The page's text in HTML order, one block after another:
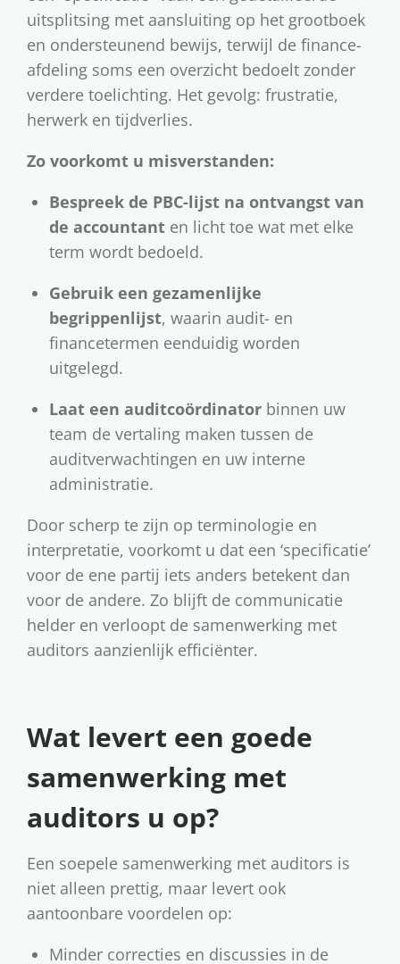
uitsplitsing met aansluiting op het grootboek
en ondersteunend bewijs, terwijl de finance-
afdeling soms een overzicht bedoelt zonder
verdere toelichting. Het gevolg: frustratie,
herwerk en tijdverlies.
Zo voorkomt u misverstanden:
Bespreek de PBC-lijst na ontvangst van
de accountant en licht toe wat met elke
term wordt bedoeld.
Gebruik een gezamenlijke
begrippenlijst, waarin audit- en
financetermen eenduidig worden
uitgelegd.
Laat een auditcoördinator binnen uw
team de vertaling maken tussen de
auditverwachtingen en uw interne
administratie.
Door scherp te zijn op terminologie en
interpretatie, voorkomt u dat een ‘specificatie’
voor de ene partij iets anders betekent dan
voor de andere. Zo blijft de communicatie
helder en verloopt de samenwerking met
auditors aanzienlijk efficiënter.
Wat levert een goede
samenwerking met
auditors u op?
Een soepele samenwerking met auditors is
niet alleen prettig, maar levert ook
aantoonbare voordelen op:
Minder correcties en discussies in de